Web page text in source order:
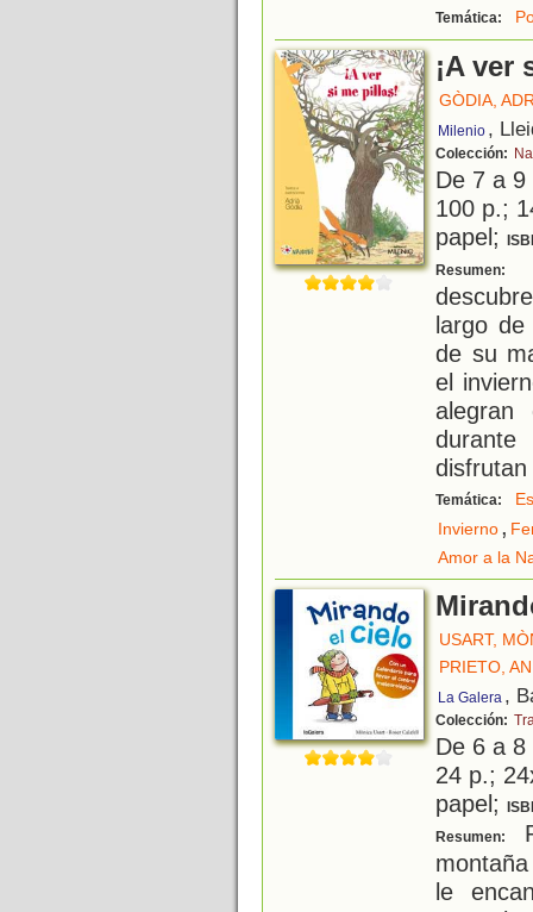
Temática:
¡A ver
GÒDIA,
Milenio ,
Colección:
De 7 a
100 p.;
papel;
Resumen:
largo
de su
el
disfrutan
Temática:
Invierno,
Amor a la
USART,
PRIETO,
La Galera ,
Colección:
De 6 a
24 p.;
papel;
Resumen:
le